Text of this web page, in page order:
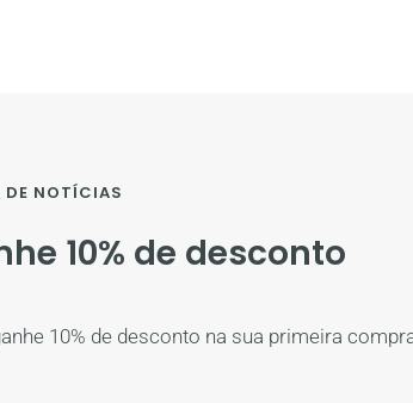
DE NOTÍCIAS
10% de desconto
10% de desconto na sua primeira